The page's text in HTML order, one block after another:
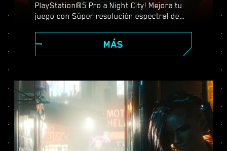
PlayStation®5 Pro a Night City! Mejora tu
juego con Súper resolución espectral de
avanzadas de trazado de rayos, tasas de
fotogramas más altas y mucho más. Elige
entre tres modos de gráficos (Rendimiento,
descubre unos efectos visuales mejorados,
una acción más fluida y todo lo que
Cyberpunk 2077 puede ofrecer en PS5®
Pro.
MÁS